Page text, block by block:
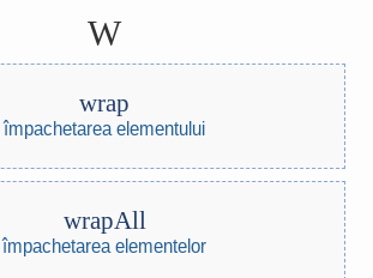
W
wrap
împachetarea elementului
wrapAll
împachetarea elementelor